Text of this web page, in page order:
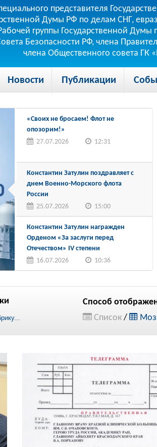
представителя
Думы РФ по делам СНГ,
группы Государственной
Безопасности РФ, члена
члена Общественного совета ГК
Новости Публикации
«Своих не бросаем! Флот не
опозорим!»
27.07.2026
12:31
Константин Затулин поздравляет с
днем Военно-Морского флота
России
25.07.2026
15:00
Константин Затулин награжден
Орденом «За заслуги перед
Отечеством» IV степени
16.07.2026
10:36
Способ
Список/